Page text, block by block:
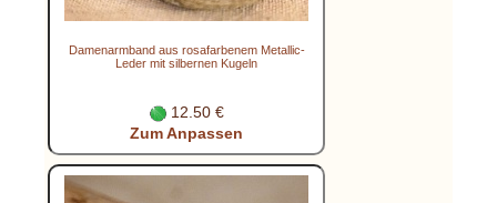
Damenarmband aus rosafarbenem Metallic-
Leder mit silbernen Kugeln
12.50 €
Zum Anpassen